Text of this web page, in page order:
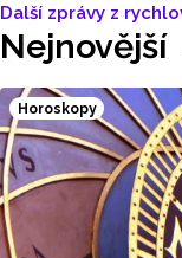
Další zprávy z
Nejnovější
Horoskopy